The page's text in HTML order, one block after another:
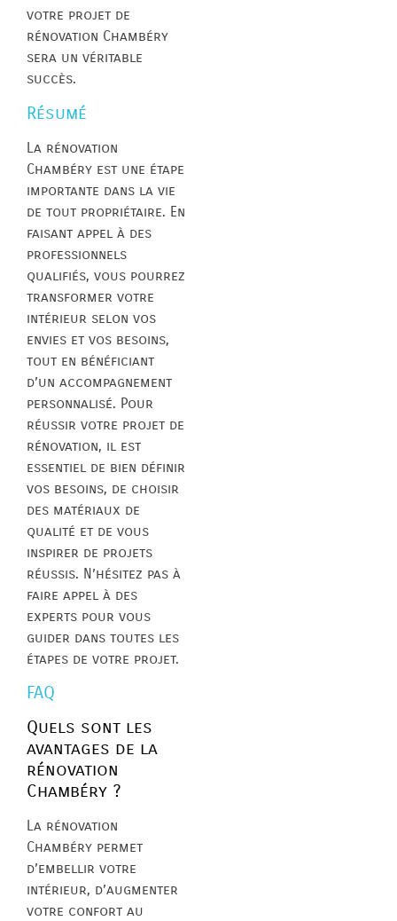
votre projet de
rénovation Chambéry
sera un véritable
succès.
Résumé
La rénovation
Chambéry est une étape
importante dans la vie
de tout propriétaire. En
faisant appel à des
professionnels
qualifiés, vous pourrez
transformer votre
intérieur selon vos
envies et vos besoins,
tout en bénéficiant
d’un accompagnement
personnalisé. Pour
réussir votre projet de
rénovation, il est
essentiel de bien définir
vos besoins, de choisir
des matériaux de
qualité et de vous
inspirer de projets
réussis. N’hésitez pas à
faire appel à des
experts pour vous
guider dans toutes les
étapes de votre projet.
FAQ
Quels sont les
avantages de la
rénovation
Chambéry ?
La rénovation
Chambéry permet
d’embellir votre
intérieur, d’augmenter
votre confort au